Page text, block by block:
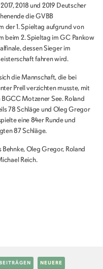
2018 und 2019 Deutscher
die GVBB
der 1. Spieltag aufgrund von
beim 2. Spieltag im GC Pankow
dessen Sieger im
fahren wird.
die Mannschaft, die bei
Prell verzichten musste, mit
Motzener See. Roland
78 Schläge und Oleg Gregor
eine 84er Runde und
87 Schläge.
Behnke, Oleg Gregor, Roland
Reich.
NEUERE